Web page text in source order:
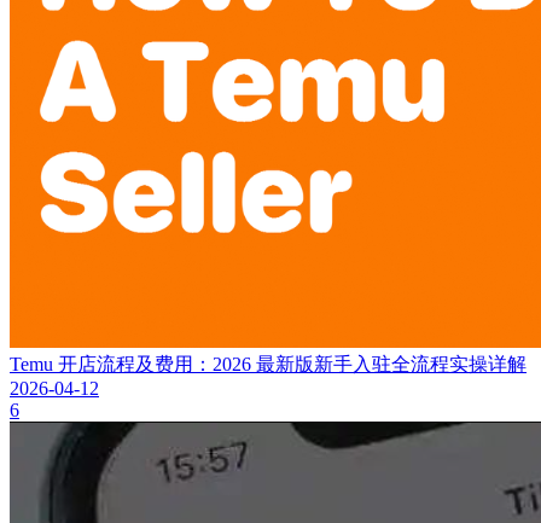
Temu 开店流程及费用：2026 最新版新手入驻全流程实操详解
2026-04-12
6